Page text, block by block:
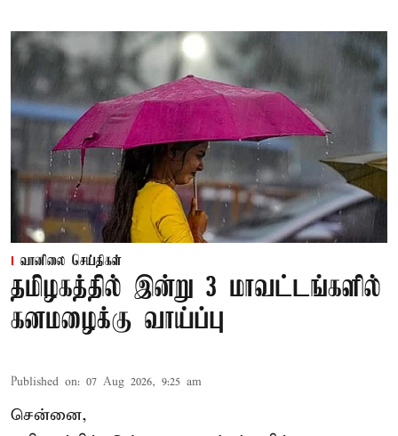
வானிலை செய்திகள்
தமிழகத்தில் இன்று 3 மாவட்டங்களில்
கனமழைக்கு வாய்ப்பு
Published on: 07 Aug 2026, 9:25 am
சென்னை,